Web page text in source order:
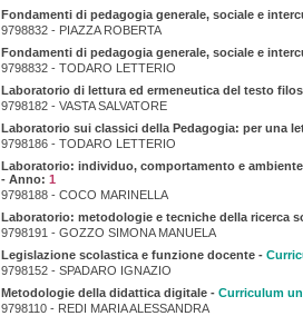
Fondamenti di pedagogia generale, sociale e
9798832 - PIAZZA ROBERTA
Fondamenti di pedagogia generale, sociale e
9798832 - TODARO LETTERIO
Laboratorio di lettura ed ermeneutica del testo
9798182 - VASTA SALVATORE
Laboratorio sui classici della Pedagogia: per una
9798186 - TODARO LETTERIO
Laboratorio: individuo, comportamento e
- Anno: 1
9798188 - COCO MARINELLA
Laboratorio: metodologie e tecniche della ricerca
9798191 - GOZZO SIMONA MANUELA
Legislazione scolastica e funzione docente -
9798152 - SPADARO IGNAZIO
Metodologie della didattica digitale - Curriculum
9798110 - REDI MARIA ALESSANDRA